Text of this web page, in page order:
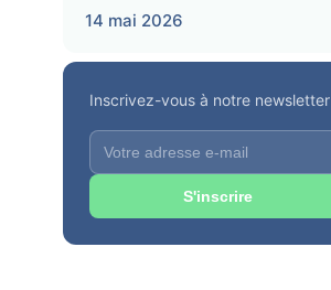
14 mai 2026
Inscrivez-vous à notre newsletter
S'inscrire